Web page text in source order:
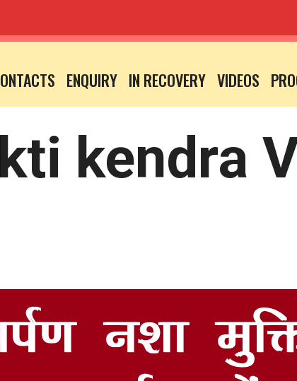
ENQUIRY IN RECOVERY VIDEOS
kendra